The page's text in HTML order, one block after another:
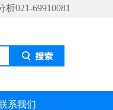
析021-69910081
系我们